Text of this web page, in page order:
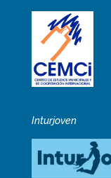
Inturjoven